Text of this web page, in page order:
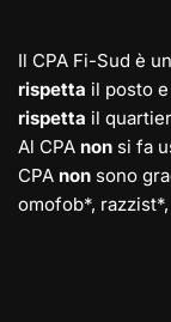
Il CPA Fi-Sud è
rispetta il posto
rispetta il
Al CPA non si fa
CPA non sono
omofob*,